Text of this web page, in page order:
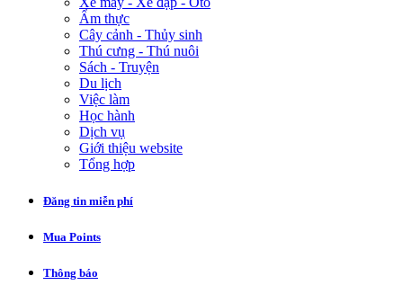
Ẩm thực
Cây cảnh - Thủy sinh
Thú cưng - Thú nuôi
Sách - Truyện
Du lịch
Việc làm
Học hành
Dịch vụ
Giới thiệu website
Tổng hợp
Đăng tin miễn phí
Mua Points
Thông báo